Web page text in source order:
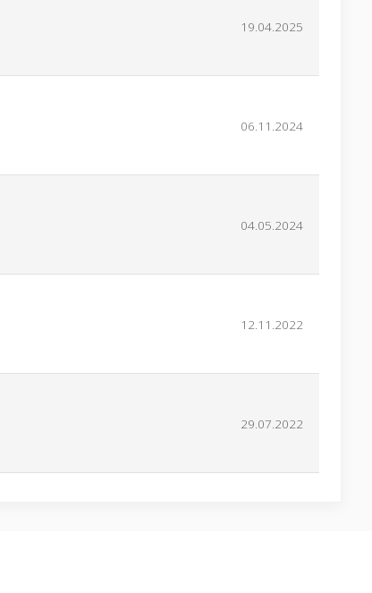
19.04.2025
06.11.2024
04.05.2024
12.11.2022
29.07.2022